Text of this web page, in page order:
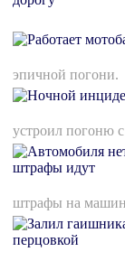
эпичной погони.
устроил погоню
штрафы на